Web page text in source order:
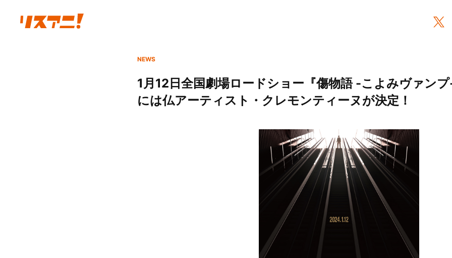
NEWS
1月12日全国劇場ロードショー『傷物語 -こよみヴァン
には仏アーティスト・クレモンティーヌが決定！